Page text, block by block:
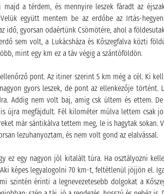
a térdem, és mennyire leszek fáradt az
együtt mentem be az erdőbe az Irtás-
idő, gyorsan odaértünk Csömötére, ahol a
sem volt, a Lukácsháza és Kőszegfalva közti
mint egy km ez a táv végig a szántóföldön.
pont. Az itiner szerint 5 km még a cél. Ki
gyors leszek, de pont az ellenkezője történt.
Addig nem volt baj, amig csk ültem és ettem.
újra megfájdult. Fél kilométer múlva lettem csak
már sántikálva tettem meg, le is hagytak sokan.
lezuhanyoztam, és nem volt gond az elalvással.
ez egy nagyon jól kitalált túra. Ha osztályozni
képes legyalogolni 70 km-t, feltétlenül jöjjön el.
szintén érinti a legnevezetesebb dolgokat a